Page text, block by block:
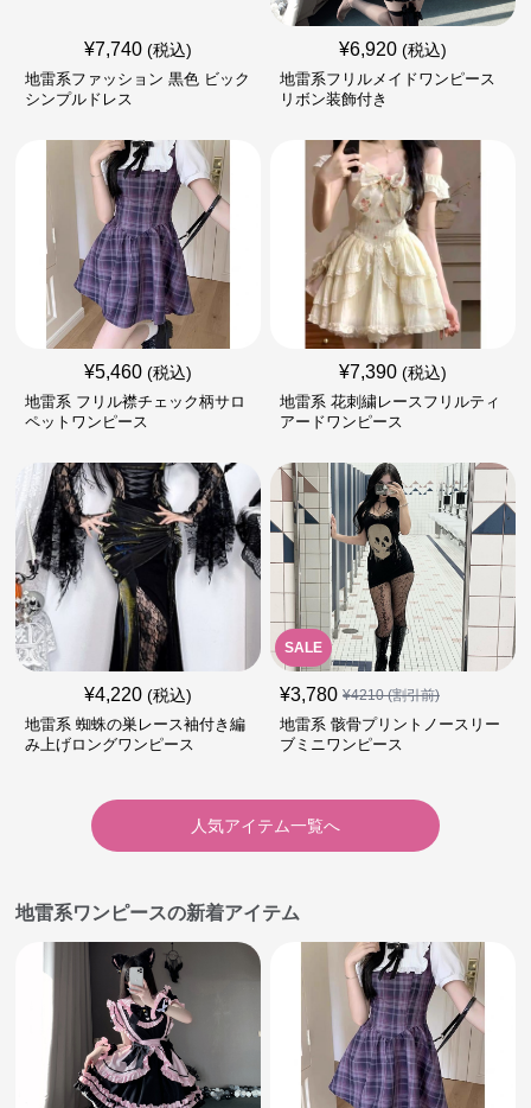
¥7,740 (税込)
地雷系ファッション 黒色 ビック
シンプルドレス
¥6,920 (税込)
地雷系フリルメイドワンピース
リボン装飾付き
¥5,460 (税込)
地雷系 フリル襟チェック柄サロ
ペットワンピース
¥7,390 (税込)
地雷系 花刺繍レースフリルティ
アードワンピース
¥4,220 (税込)
地雷系 蜘蛛の巣レース袖付き編
み上げロングワンピース
SALE
¥3,780 ¥4210(割引前)
地雷系 骸骨プリントノースリー
ブミニワンピース
人気アイテム一覧へ
地雷系ワンピースの新着アイテム